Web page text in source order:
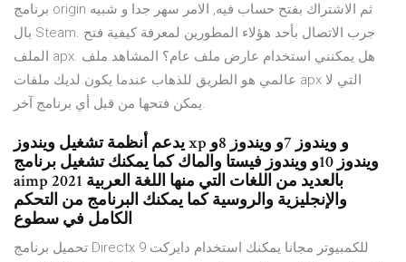
برنامج origin ثم الاشتراك بفتح حساب فيه, الامر سهر جدا و شبيه
بال Steam. جرب الاتصال بأحد هؤلاء المطورين لمعرفة كيفية فتح
الملف apx. هل يمكنني استخدام عارض ملف عام؟ المشاهد ملف
عالمي هو الطريق للذهاب عندما يكون لديك ملفات apx التي لا
يمكن فتحها من قبل أي برنامج آخر.
يدعم أنظمة تشغيل ويندوز xp و ويندوز 7و ويندوز 8و
ويندوز 10و ويندوز فيستا والماك كما يمكنك تشغيل برنامج
aimp 2021 بالعديد من اللغات التي منها اللغة العربية
والإنجليزية والروسية كما يمكنك البرنامج من التحكم
الكامل في سطوع
تحميل برنامج Directx 9 للكمبيوتر مجانا يمكنك استخدام دايركت